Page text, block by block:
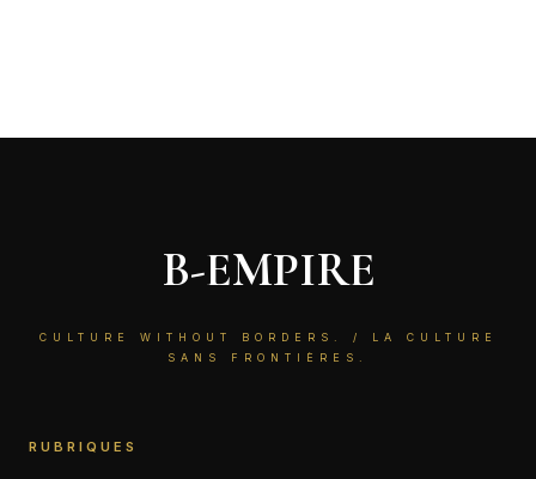
B-EMPIRE
CULTURE WITHOUT BORDERS. / LA CULTURE
SANS FRONTIÈRES.
RUBRIQUES